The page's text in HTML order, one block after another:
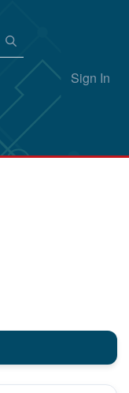
Sign In